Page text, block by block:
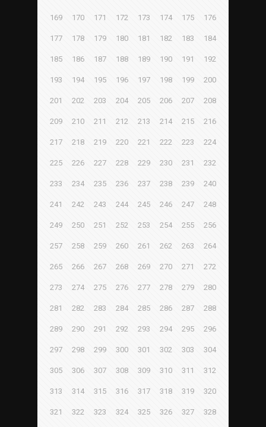
169 170 171 172 173 174 175 176
177 178 179 180 181 182 183 184
185 186 187 188 189 190 191 192
193 194 195 196 197 198 199 200
201 202 203 204 205 206 207 208
209 210 211 212 213 214 215 216
217 218 219 220 221 222 223 224
225 226 227 228 229 230 231 232
233 234 235 236 237 238 239 240
241 242 243 244 245 246 247 248
249 250 251 252 253 254 255 256
257 258 259 260 261 262 263 264
265 266 267 268 269 270 271 272
273 274 275 276 277 278 279 280
281 282 283 284 285 286 287 288
289 290 291 292 293 294 295 296
297 298 299 300 301 302 303 304
305 306 307 308 309 310 311 312
313 314 315 316 317 318 319 320
321 322 323 324 325 326 327 328